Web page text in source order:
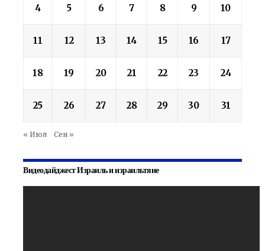
4 5 6 7 8 9 10
11 12 13 14 15 16 17
18 19 20 21 22 23 24
25 26 27 28 29 30 31
« Июл Сен »
Видеодайджест Израиль и израильтяне